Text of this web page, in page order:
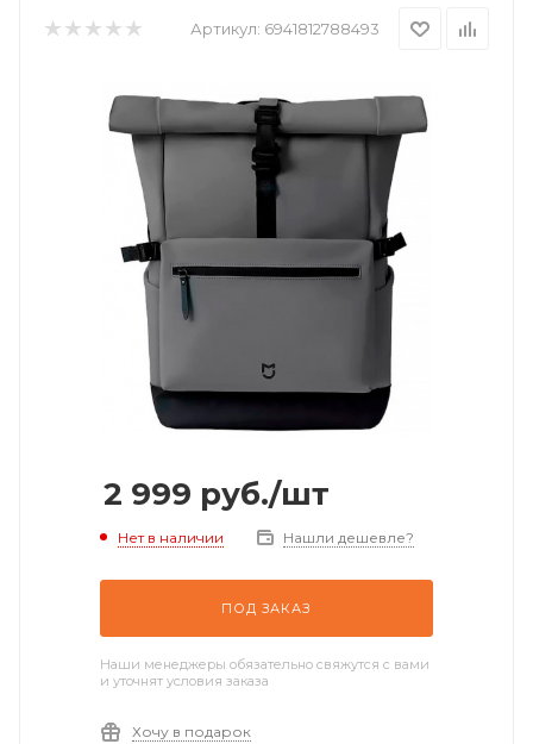
Артикул: 6941812788493
2 999 руб./шт
Нет в наличии Нашли дешевле?
ПОД ЗАКАЗ
Наши менеджеры обязательно свяжутся с вами
и уточнят условия заказа
Хочу в подарок